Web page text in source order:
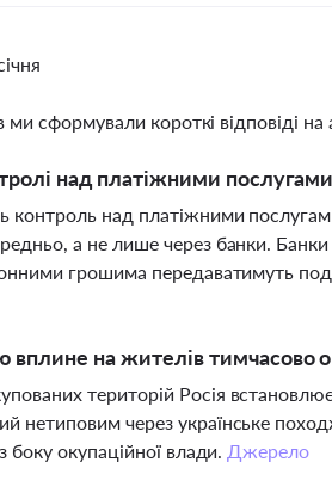
ми сформували короткі відповіді
над платіжними послугами
контроль над платіжними
а не лише через банки.
грошима передаватимуть
на жителів тимчасово
територій Росія
нетиповим через українське
боку окупаційної влади. Джерело